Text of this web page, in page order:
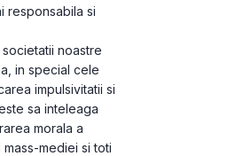
responsabila si
noastre
in special cele
impulsivitatii si
sa inteleaga
morala a
mediei si toti